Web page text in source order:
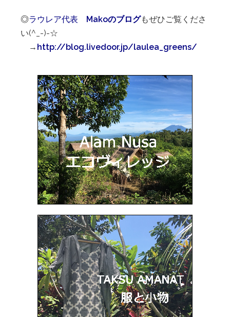
◎ラウレア代表 Makoのブログもぜひご覧くださ
い(^_-)-☆
→ http://blog.livedoor.jp/laulea_greens/